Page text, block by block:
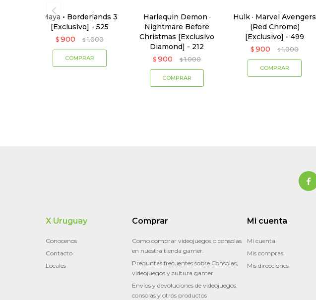
Maya • Borderlands 3
[Exclusivo] - 525
$ 900 $ 1.000
Harlequin Demon ·
Nightmare Before
Christmas [Exclusivo
Diamond] - 212
$ 900 $ 1.000
Hulk · Marvel Avengers
(Red Chrome)
[Exclusivo] - 499
$ 900 $ 1.000

X Uruguay
Conocenos
Contacto
Locales
Comprar
Como comprar videojuegos o consolas
en nuestra tienda gamer.
Preguntas frecuentes sobre Consolas,
videojuegos y cultura gamer
Envíos y devoluciones de videojuegos,
consolas y otros productos
Mi cuenta
Mi cuenta
Mis compras
Mis direcciones